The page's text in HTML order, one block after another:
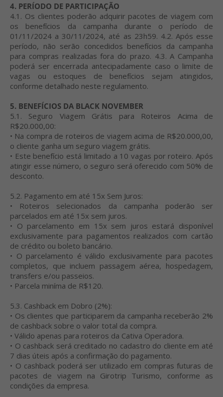
4. PERÍODO DE PARTICIPAÇÃO
4.1. Os clientes poderão adquirir pacotes de viagem com
os benefícios da campanha durante o período de
01/11/2024 a 30/11/2024, até as 23h59. 4.2. Após esse
período, não serão concedidos benefícios da campanha
para compras realizadas fora do prazo. 4.3. A Campanha
poderá ser encerrada antecipadamente caso o limite de
vagas ou estoques de benefícios sejam atingidos,
conforme detalhado neste regulamento.
5. BENEFÍCIOS DA BLACK NOVEMBER
5.1. Seguro Viagem Grátis para Roteiros Acima de
R$20.000,00:
• Na compra de roteiros de viagem acima de R$20.000,00,
o cliente ganha um seguro viagem grátis.
• Este benefício está limitado a 10 vagas por roteiro. Após
atingir esse número, o seguro será oferecido com 50% de
desconto.
5.2. Pagamento em até 15x Sem Juros:
• Roteiros selecionados da campanha poderão ser
parcelados em até 15x sem juros.
• O parcelamento em 15x sem juros estará disponível
exclusivamente para pagamentos realizados com cartão
de crédito ou boleto bancário.
• O parcelamento é válido exclusivamente para pacotes
completos, que incluem passagem aérea, hospedagem,
transfers e/ou passeios.
• Parcela miníma de R$120.
5.3. Cashback em Dobro (2%):
• Os clientes que participarem da campanha receberão 2%
de cashback sobre o valor total da compra.
• Válido apenas para roteiros da Cativa Operadora.
• O cashback será creditado no cadastro do cliente em até
7 dias úteis após a confirmação do pagamento.
• O cashback poderá ser utilizado em compras futuras de
pacotes de viagem na Girotrip Turismo, conforme as
condições da empresa.